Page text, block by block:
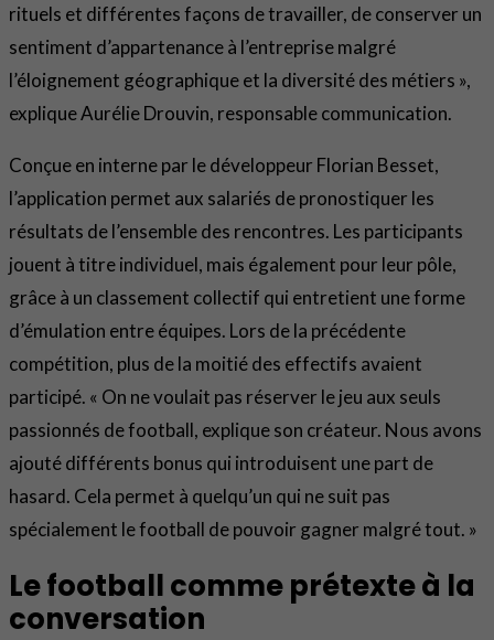
rituels et différentes façons de travailler, de conserver un
sentiment d’appartenance à l’entreprise malgré
l’éloignement géographique et la diversité des métiers »,
explique Aurélie Drouvin, responsable communication.
Conçue en interne par le développeur Florian Besset,
l’application permet aux salariés de pronostiquer les
résultats de l’ensemble des rencontres. Les participants
jouent à titre individuel, mais également pour leur pôle,
grâce à un classement collectif qui entretient une forme
d’émulation entre équipes. Lors de la précédente
compétition, plus de la moitié des effectifs avaient
participé. « On ne voulait pas réserver le jeu aux seuls
passionnés de football, explique son créateur. Nous avons
ajouté différents bonus qui introduisent une part de
hasard. Cela permet à quelqu’un qui ne suit pas
spécialement le football de pouvoir gagner malgré tout. »
Le football comme prétexte à la
conversation